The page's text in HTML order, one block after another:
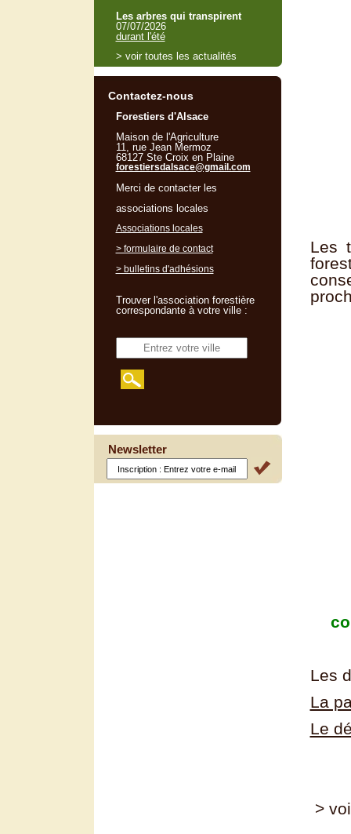
Les
Les
La
Le
>
Les arbres qui transpirent
07/07/2026
durant l'été
> voir toutes les actualités
Contactez-nous
Forestiers d'Alsace
Maison de l'Agriculture
11, rue Jean Mermoz
68127 Ste Croix en Plaine
forestiersdalsace@gmail.com
Merci de contacter les
associations locales
Associations locales
> formulaire de contact
> bulletins d'adhésions
Trouver l'association forestière
correspondante à votre ville :
Newsletter